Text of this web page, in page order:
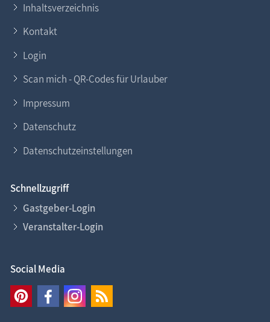
Inhaltsverzeichnis
Kontakt
Login
Scan mich - QR-Codes für Urlauber
Impressum
Datenschutz
Datenschutzeinstellungen
Schnellzugriff
Gastgeber-Login
Veranstalter-Login
Social Media